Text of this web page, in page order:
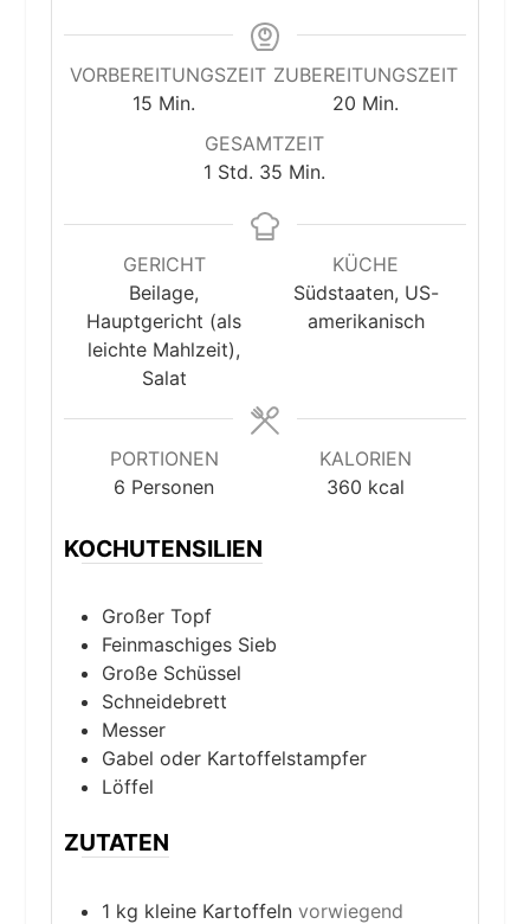
VORBEREITUNGSZEIT
15 Minuten
Min.
ZUBEREITUNGSZEIT
20 Minuten
Min.
GESAMTZEIT
1 Stunde
Std. 35 Minuten
Min.
GERICHT
Beilage,
Hauptgericht (als
leichte Mahlzeit),
Salat
KÜCHE
Südstaaten, US-
amerikanisch
PORTIONEN
6 Personen
KALORIEN
360 kcal
KOCHUTENSILIEN
Großer Topf
Feinmaschiges Sieb
Große Schüssel
Schneidebrett
Messer
Gabel oder Kartoffelstampfer
Löffel
ZUTATEN
1 kg kleine Kartoffeln vorwiegend